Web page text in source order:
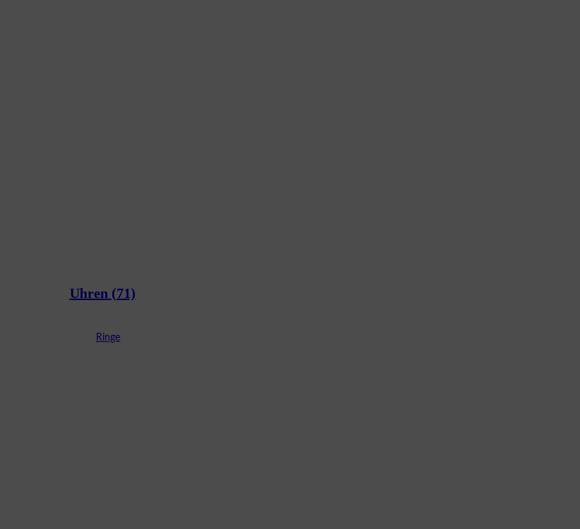
Uhren (71)